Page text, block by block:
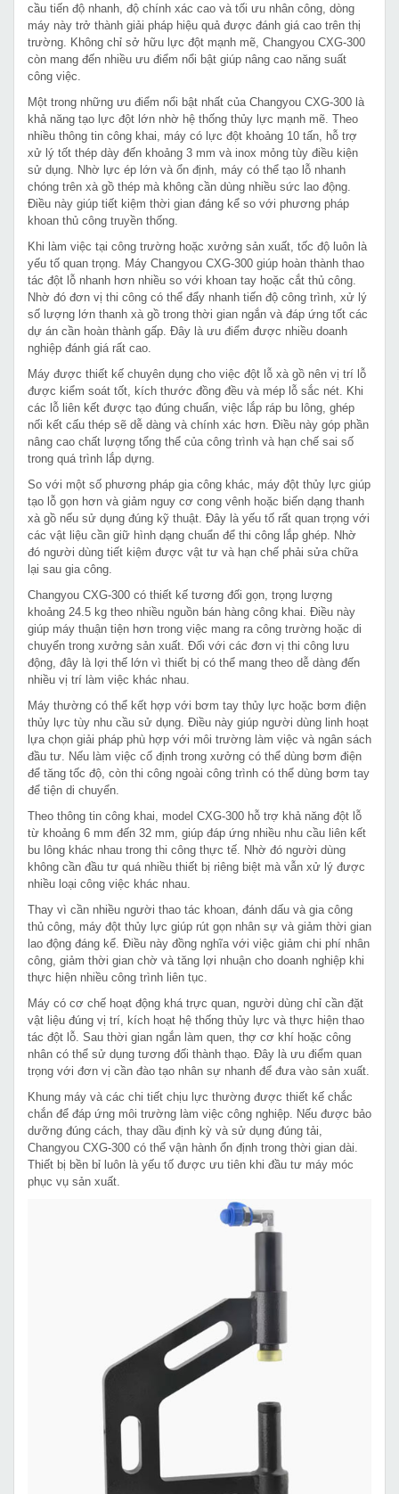
cầu tiến độ nhanh, độ chính xác cao và tối ưu nhân công, dòng
máy này trở thành giải pháp hiệu quả được đánh giá cao trên thị
trường. Không chỉ sở hữu lực đột mạnh mẽ, Changyou CXG-300
còn mang đến nhiều ưu điểm nổi bật giúp nâng cao năng suất
công việc.
Một trong những ưu điểm nổi bật nhất của Changyou CXG-300 là
khả năng tạo lực đột lớn nhờ hệ thống thủy lực mạnh mẽ. Theo
nhiều thông tin công khai, máy có lực đột khoảng 10 tấn, hỗ trợ
xử lý tốt thép dày đến khoảng 3 mm và inox mỏng tùy điều kiện
sử dụng. Nhờ lực ép lớn và ổn định, máy có thể tạo lỗ nhanh
chóng trên xà gồ thép mà không cần dùng nhiều sức lao động.
Điều này giúp tiết kiệm thời gian đáng kể so với phương pháp
khoan thủ công truyền thống.
Khi làm việc tại công trường hoặc xưởng sản xuất, tốc độ luôn là
yếu tố quan trọng. Máy Changyou CXG-300 giúp hoàn thành thao
tác đột lỗ nhanh hơn nhiều so với khoan tay hoặc cắt thủ công.
Nhờ đó đơn vị thi công có thể đẩy nhanh tiến độ công trình, xử lý
số lượng lớn thanh xà gồ trong thời gian ngắn và đáp ứng tốt các
dự án cần hoàn thành gấp. Đây là ưu điểm được nhiều doanh
nghiệp đánh giá rất cao.
Máy được thiết kế chuyên dụng cho việc đột lỗ xà gồ nên vị trí lỗ
được kiểm soát tốt, kích thước đồng đều và mép lỗ sắc nét. Khi
các lỗ liên kết được tạo đúng chuẩn, việc lắp ráp bu lông, ghép
nối kết cấu thép sẽ dễ dàng và chính xác hơn. Điều này góp phần
nâng cao chất lượng tổng thể của công trình và hạn chế sai số
trong quá trình lắp dựng.
So với một số phương pháp gia công khác, máy đột thủy lực giúp
tạo lỗ gọn hơn và giảm nguy cơ cong vênh hoặc biến dạng thanh
xà gồ nếu sử dụng đúng kỹ thuật. Đây là yếu tố rất quan trọng với
các vật liệu cần giữ hình dạng chuẩn để thi công lắp ghép. Nhờ
đó người dùng tiết kiệm được vật tư và hạn chế phải sửa chữa
lại sau gia công.
Changyou CXG-300 có thiết kế tương đối gọn, trọng lượng
khoảng 24.5 kg theo nhiều nguồn bán hàng công khai. Điều này
giúp máy thuận tiện hơn trong việc mang ra công trường hoặc di
chuyển trong xưởng sản xuất. Đối với các đơn vị thi công lưu
động, đây là lợi thế lớn vì thiết bị có thể mang theo dễ dàng đến
nhiều vị trí làm việc khác nhau.
Máy thường có thể kết hợp với bơm tay thủy lực hoặc bơm điện
thủy lực tùy nhu cầu sử dụng. Điều này giúp người dùng linh hoạt
lựa chọn giải pháp phù hợp với môi trường làm việc và ngân sách
đầu tư. Nếu làm việc cố định trong xưởng có thể dùng bơm điện
để tăng tốc độ, còn thi công ngoài công trình có thể dùng bơm tay
để tiện di chuyển.
Theo thông tin công khai, model CXG-300 hỗ trợ khả năng đột lỗ
từ khoảng 6 mm đến 32 mm, giúp đáp ứng nhiều nhu cầu liên kết
bu lông khác nhau trong thi công thực tế. Nhờ đó người dùng
không cần đầu tư quá nhiều thiết bị riêng biệt mà vẫn xử lý được
nhiều loại công việc khác nhau.
Thay vì cần nhiều người thao tác khoan, đánh dấu và gia công
thủ công, máy đột thủy lực giúp rút gọn nhân sự và giảm thời gian
lao động đáng kể. Điều này đồng nghĩa với việc giảm chi phí nhân
công, giảm thời gian chờ và tăng lợi nhuận cho doanh nghiệp khi
thực hiện nhiều công trình liên tục.
Máy có cơ chế hoạt động khá trực quan, người dùng chỉ cần đặt
vật liệu đúng vị trí, kích hoạt hệ thống thủy lực và thực hiện thao
tác đột lỗ. Sau thời gian ngắn làm quen, thợ cơ khí hoặc công
nhân có thể sử dụng tương đối thành thạo. Đây là ưu điểm quan
trọng với đơn vị cần đào tạo nhân sự nhanh để đưa vào sản xuất.
Khung máy và các chi tiết chịu lực thường được thiết kế chắc
chắn để đáp ứng môi trường làm việc công nghiệp. Nếu được bảo
dưỡng đúng cách, thay dầu định kỳ và sử dụng đúng tải,
Changyou CXG-300 có thể vận hành ổn định trong thời gian dài.
Thiết bị bền bỉ luôn là yếu tố được ưu tiên khi đầu tư máy móc
phục vụ sản xuất.